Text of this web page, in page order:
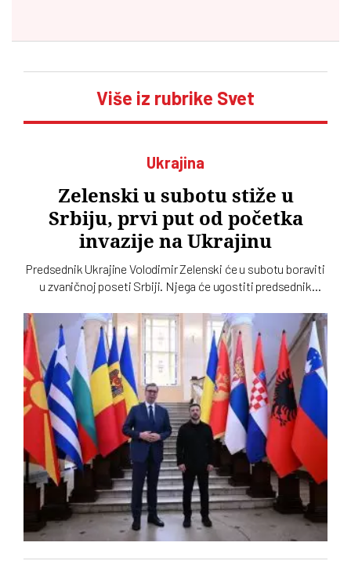
Više iz rubrike Svet
Ukrajina
Zelenski u subotu stiže u
Srbiju, prvi put od početka
invazije na Ukrajinu
Predsednik Ukrajine Volodimir Zelenski će u subotu boraviti
u zvaničnoj poseti Srbiji. Njega će ugostiti predsednik
saradnju sa medijima šefa srpske države